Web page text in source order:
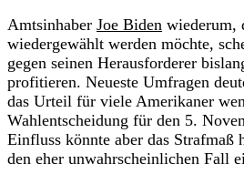
Amtsinhaber Joe Biden wiederum,
wiedergewählt werden möchte,
gegen seinen Herausforderer
profitieren. Neueste Umfragen
das Urteil für viele Amerikaner
Wahlentscheidung für den 5.
Einfluss könnte aber das Strafmaß
den eher unwahrscheinlichen Fall